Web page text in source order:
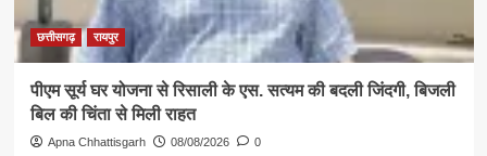
छत्तीसगढ़ रायपुर
पीएम सूर्य घर योजना से रिसाली के एस. सत्यम की बदली जिंदगी, बिजली
बिल की चिंता से मिली राहत
Apna Chhattisgarh 08/08/2026 0